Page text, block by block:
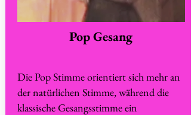
Pop Gesang
Die Pop Stimme orientiert sich mehr an
der natürlichen Stimme, während die
klassische Gesangsstimme ein